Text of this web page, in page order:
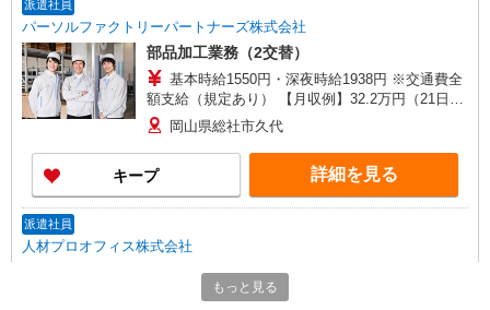
派遣社員
パーソルファクトリーパートナーズ株式会社
部品加工業務（2交替）
基本時給1550円・深夜時給1938円 ※交通費全
額支給（規定あり） 【月収例】32.2万円（21日勤
務＋残業20h＋深夜60h）
岡山県総社市久代
キープ 詳細を見る
派遣社員
人材プロオフィス株式会社
2交替・工場で自動車部品の組立、部品のセッ
トや洗浄作業もっと見る